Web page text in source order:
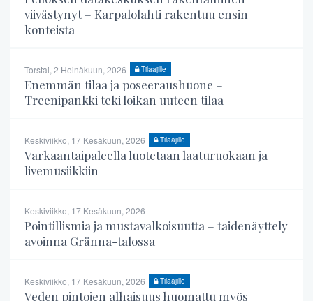
viivästynyt – Karpalolahti rakentuu ensin
konteista
Torstai, 2 Heinäkuun, 2026 Tilaajille
Enemmän tilaa ja poseeraushuone –
Treenipankki teki loikan uuteen tilaa
Keskiviikko, 17 Kesäkuun, 2026 Tilaajille
Varkaantaipaleella luotetaan laaturuokaan ja
livemusiikkiin
Keskiviikko, 17 Kesäkuun, 2026
Pointillismia ja mustavalkoisuutta – taidenäyttely
avoinna Gränna-talossa
Keskiviikko, 17 Kesäkuun, 2026 Tilaajille
Veden pintojen alhaisuus huomattu myös